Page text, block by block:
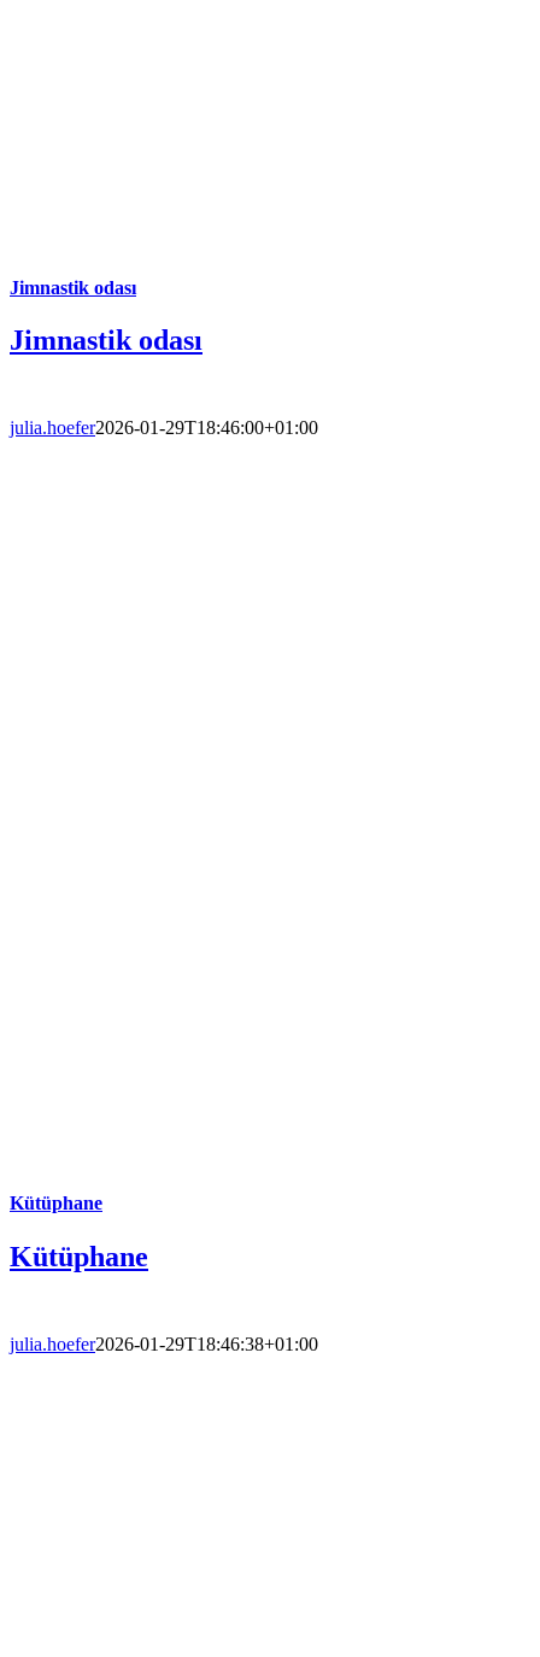
Jimnastik odası
Jimnastik odası
julia.hoefer2026-01-29T18:46:00+01:00
Kütüphane
Kütüphane
julia.hoefer2026-01-29T18:46:38+01:00